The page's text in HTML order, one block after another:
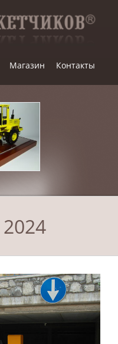
Магазин Контакты